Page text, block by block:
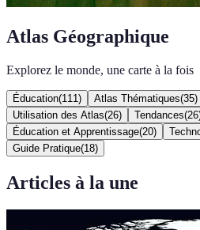
Atlas Géographique
Explorez le monde, une carte à la fois
Éducation(111 ) Atlas Thématiques(35)
Utilisation des Atlas(26) Tendances(26
Éducation et Apprentissage(20)
Guide Pratique(18)
Articles à la une